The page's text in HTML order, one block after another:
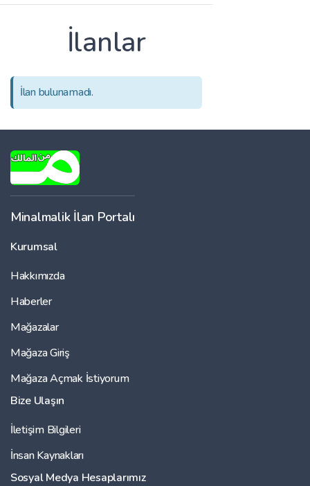
İlanlar
İlan bulunamadı.
Minalmalik İlan Portalı
Kurumsal
Hakkımızda
Haberler
Mağazalar
Mağaza Giriş
Mağaza Açmak İstiyorum
Bize Ulaşın
İletişim Bilgileri
İnsan Kaynakları
Sosyal Medya Hesaplarımız